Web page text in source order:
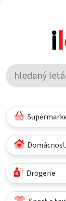
Domácnost
Drogerie